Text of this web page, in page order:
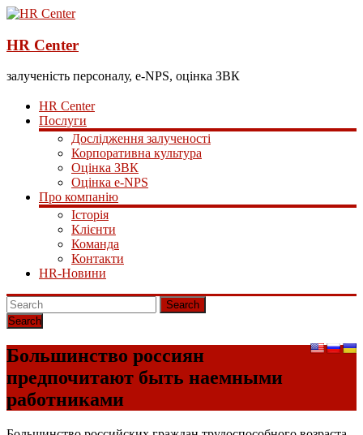
HR Center
залученість персоналу, e-NPS, оцінка ЗВК
HR Center
Послуги
Дослідження залученості
Корпоративна культура
Оцінка ЗВК
Оцінка e-NPS
Про компанію
Історія
Клієнти
Команда
Контакти
HR-Новини
Search
Большинство россиян
предпочитают быть наемными
работниками